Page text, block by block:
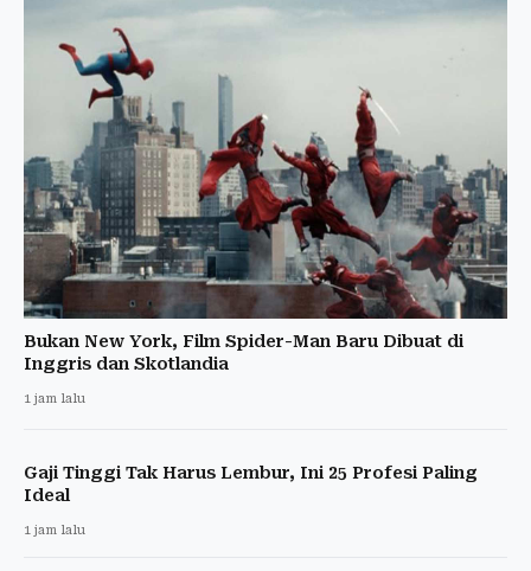
Bukan New York, Film Spider-Man Baru Dibuat di
Inggris dan Skotlandia
1 jam lalu
Gaji Tinggi Tak Harus Lembur, Ini 25 Profesi Paling
Ideal
1 jam lalu